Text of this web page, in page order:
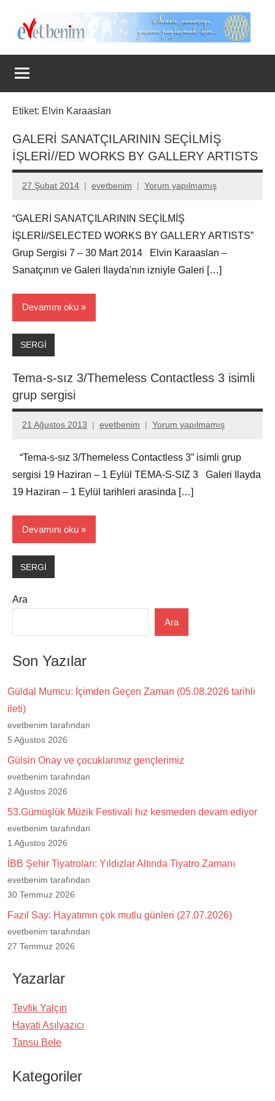
Evet
Benim
Etiket: Elvin Karaaslan
GALERİ SANATÇILARININ SEÇİLMİŞ
İŞLERİ//ED WORKS BY GALLERY ARTISTS
27 Şubat 2014 evetbenim Yorum yapılmamış
“GALERİ SANATÇILARININ SEÇİLMİŞ
İŞLERİ//SELECTED WORKS BY GALLERY ARTISTS”
Grup Sergisi 7 – 30 Mart 2014 Elvin Karaaslan –
Sanatçının ve Galeri Ilayda'nın izniyle Galeri […]
Devamını oku
SERGİ
Tema-s-sız 3/Themeless Contactless 3 isimli
grup sergisi
21 Ağustos 2013 evetbenim Yorum yapılmamış
“Tema-s-sız 3/Themeless Contactless 3” isimli grup
sergisi 19 Haziran – 1 Eylül TEMA-S-SIZ 3 Galeri Ilayda
19 Haziran – 1 Eylül tarihleri arasinda […]
Devamını oku
SERGİ
Ara
Ara
Son Yazılar
Güldal Mumcu: İçimden Geçen Zaman (05.08.2026 tarihli
ileti)
evetbenim tarafından
5 Ağustos 2026
Gülsin Onay ve çocuklarımız gençlerimiz
evetbenim tarafından
2 Ağustos 2026
53.Gümüşlük Müzik Festivali hız kesmeden devam ediyor
evetbenim tarafından
1 Ağustos 2026
İBB Şehir Tiyatroları: Yıldızlar Altında Tiyatro Zamanı
evetbenim tarafından
30 Temmuz 2026
Fazıl Say: Hayatımın çok mutlu günleri (27.07.2026)
evetbenim tarafından
27 Temmuz 2026
Yazarlar
Tevfik Yalçın
Hayati Asılyazıcı
Tansu Bele
Kategoriler